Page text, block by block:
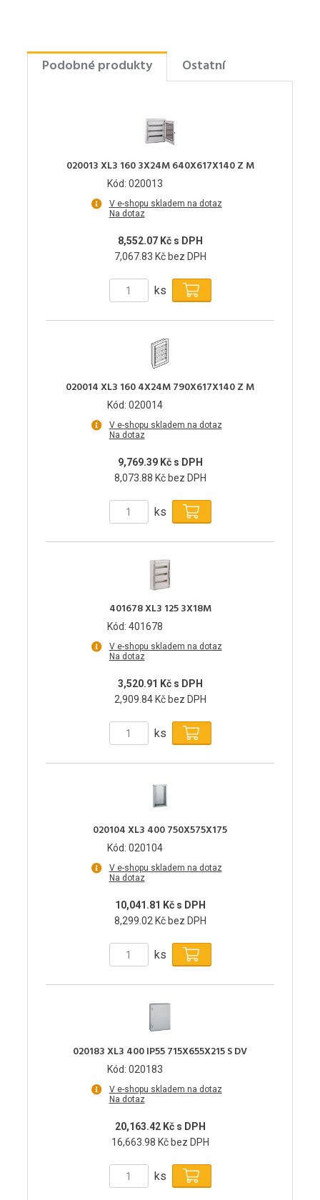
Podobné produkty Ostatní
020013 XL3 160 3X24M 640X617X140 Z M
Kód: 020013
V e-shopu skladem na dotaz
Na dotaz
8,552.07 Kč s DPH
7,067.83 Kč bez DPH
ks
020014 XL3 160 4X24M 790X617X140 Z M
Kód: 020014
V e-shopu skladem na dotaz
Na dotaz
9,769.39 Kč s DPH
8,073.88 Kč bez DPH
ks
401678 XL3 125 3X18M
Kód: 401678
V e-shopu skladem na dotaz
Na dotaz
3,520.91 Kč s DPH
2,909.84 Kč bez DPH
ks
020104 XL3 400 750X575X175
Kód: 020104
V e-shopu skladem na dotaz
Na dotaz
10,041.81 Kč s DPH
8,299.02 Kč bez DPH
ks
020183 XL3 400 IP55 715X655X215 S DV
Kód: 020183
V e-shopu skladem na dotaz
Na dotaz
20,163.42 Kč s DPH
16,663.98 Kč bez DPH
ks